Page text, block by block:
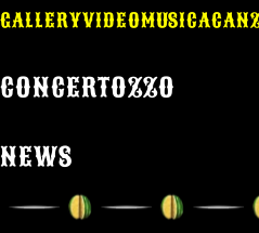
GALLERYVIDEOMUSICA
CONCERTOZZO
NEWS